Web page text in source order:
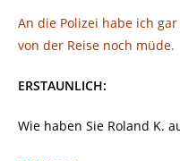
An die Polizei habe ich
von der Reise noch müde.
ERSTAUNLICH:
Wie haben Sie Roland K.